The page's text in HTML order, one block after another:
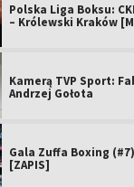
Polska Liga Boksu:
– Królewski Kraków
Kamerą TVP Sport:
Andrzej Gołota
Gala Zuffa Boxing
[ZAPIS]